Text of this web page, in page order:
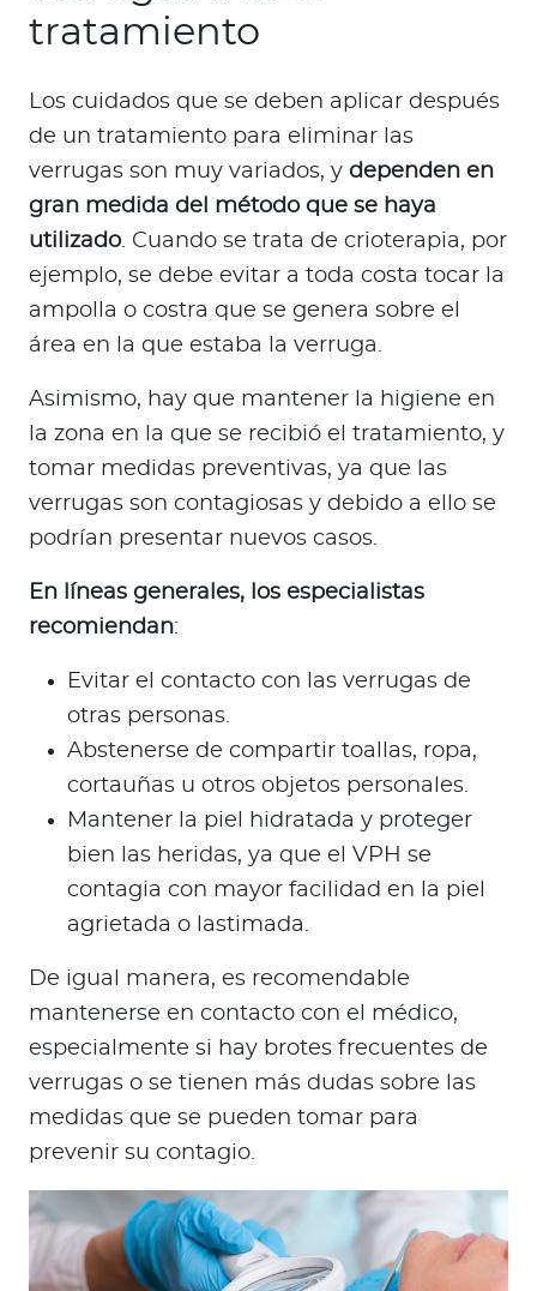
tratamiento
Los cuidados que se deben aplicar después
de un tratamiento para eliminar las
verrugas son muy variados, y dependen en
gran medida del método que se haya
utilizado. Cuando se trata de crioterapia, por
ejemplo, se debe evitar a toda costa tocar la
ampolla o costra que se genera sobre el
área en la que estaba la verruga.
Asimismo, hay que mantener la higiene en
la zona en la que se recibió el tratamiento, y
tomar medidas preventivas, ya que las
verrugas son contagiosas y debido a ello se
podrían presentar nuevos casos.
En líneas generales, los especialistas
recomiendan:
Evitar el contacto con las verrugas de
otras personas.
Abstenerse de compartir toallas, ropa,
cortauñas u otros objetos personales.
Mantener la piel hidratada y proteger
bien las heridas, ya que el VPH se
contagia con mayor facilidad en la piel
agrietada o lastimada.
De igual manera, es recomendable
mantenerse en contacto con el médico,
especialmente si hay brotes frecuentes de
verrugas o se tienen más dudas sobre las
medidas que se pueden tomar para
prevenir su contagio.